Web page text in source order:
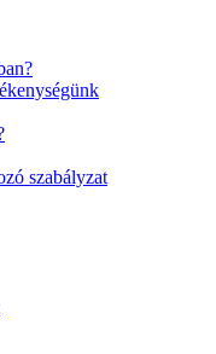
szabályzat